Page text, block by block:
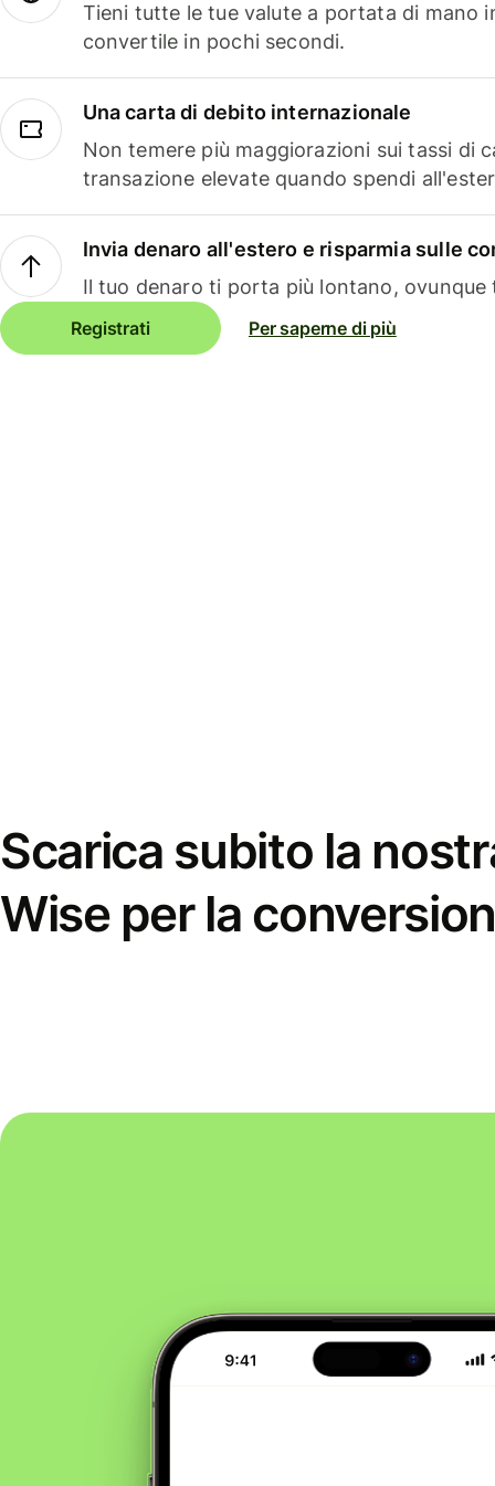
Tieni tutte le tue valute a portata di mano
convertile in pochi secondi.
Una carta di debito internazionale
Non temere più maggiorazioni sui tassi di
transazione elevate quando spendi
Invia denaro all'estero e risparmia sulle
Il tuo denaro ti porta più lontano, ovunque
Registrati Per saperne di più
Scarica subito la
Wise per la